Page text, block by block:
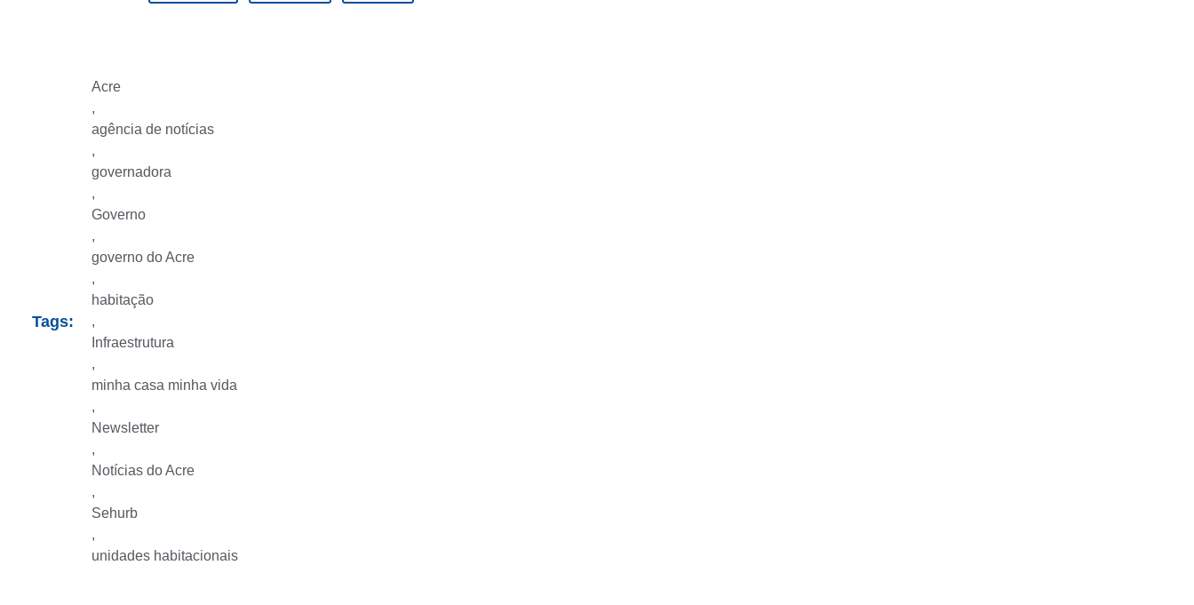
Tags:
Acre
,
agência de notícias
,
governadora
,
Governo
,
governo do Acre
,
habitação
,
Infraestrutura
,
minha casa minha vida
,
Newsletter
,
Notícias do Acre
,
Sehurb
,
unidades habitacionais